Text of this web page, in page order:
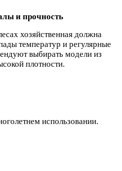
и прочность
хозяйственная должна
температур и регулярные
выбирать модели из
плотности.
использовании.